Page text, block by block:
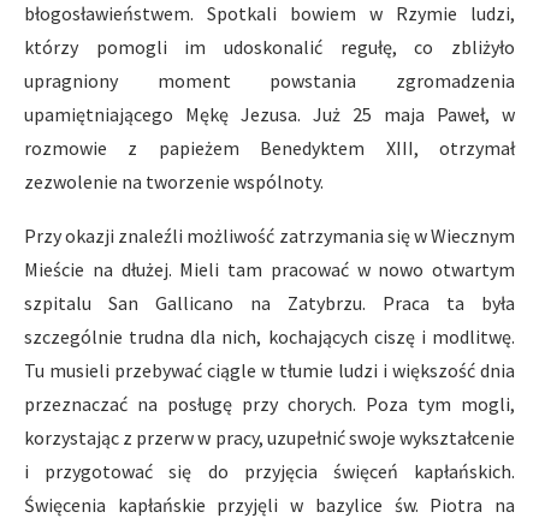
błogosławieństwem. Spotkali bowiem w Rzymie ludzi,
którzy pomogli im udoskonalić regułę, co zbliżyło
upragniony moment powstania zgromadzenia
upamiętniającego Mękę Jezusa. Już 25 maja Paweł, w
rozmowie z papieżem Benedyktem XIII, otrzymał
zezwolenie na tworzenie wspólnoty.
Przy okazji znaleźli możliwość zatrzymania się w Wiecznym
Mieście na dłużej. Mieli tam pracować w nowo otwartym
szpitalu San Gallicano na Zatybrzu. Praca ta była
szczególnie trudna dla nich, kochających ciszę i modlitwę.
Tu musieli przebywać ciągle w tłumie ludzi i większość dnia
przeznaczać na posługę przy chorych. Poza tym mogli,
korzystając z przerw w pracy, uzupełnić swoje wykształcenie
i przygotować się do przyjęcia święceń kapłańskich.
Święcenia kapłańskie przyjęli w bazylice św. Piotra na